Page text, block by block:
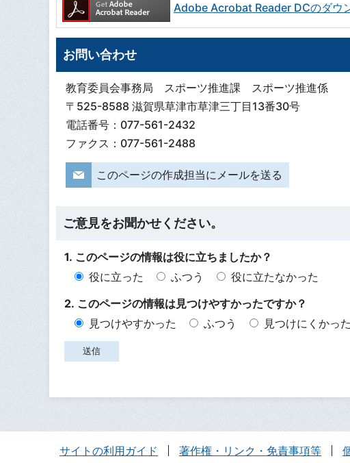
Adobe Acrobat Reader DCのダウ
お問い合わせ
教育委員会事務局 スポーツ推進課 スポーツ推進係
〒525-8588 滋賀県草津市草津三丁目13番30号
電話番号：077-561-2432
ファクス：077-561-2488
このページの作成担当にメールを送る
ご意見をお聞かせください。
1. このページの情報は役に立ちましたか？
役に立った
ふつう
役に立たなかった
2. このページの情報は見つけやすかったですか？
見つけやすかった
ふつう 見つけにくかった
サイトの利用ガイド 著作権・リンク・免責事項等